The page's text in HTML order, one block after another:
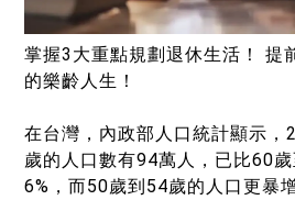
掌握3大重點規劃退休生活！ 提
的樂齡人生！
在台灣，內政部人口統計顯示
歲的人口數有94萬人，已比60
6%，而50歲到54歲的人口更暴